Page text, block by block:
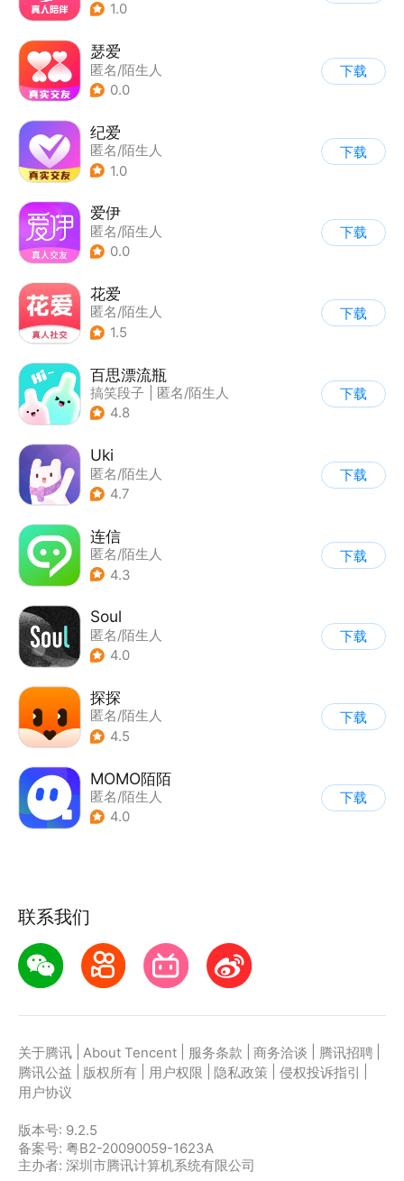
1.0
瑟爱
匿名/陌生人
0.0
下载
纪爱
匿名/陌生人
1.0
下载
爱伊
匿名/陌生人
0.0
下载
花爱
匿名/陌生人
1.5
下载
百思漂流瓶
搞笑段子
匿名/陌生人
4.8
下载
Uki
匿名/陌生人
4.7
下载
连信
匿名/陌生人
4.3
下载
Soul
匿名/陌生人
4.0
下载
探探
匿名/陌生人
4.5
下载
MOMO陌陌
匿名/陌生人
4.0
下载
联系我们
关于腾讯 About Tencent 服务条款 商务洽谈 腾讯招聘
腾讯公益
版权所有 用户权限 隐私政策 侵权投诉指引
用户协议
版本号: 9.2.5
备案号: 粤B2-20090059-1623A
主办者: 深圳市腾讯计算机系统有限公司